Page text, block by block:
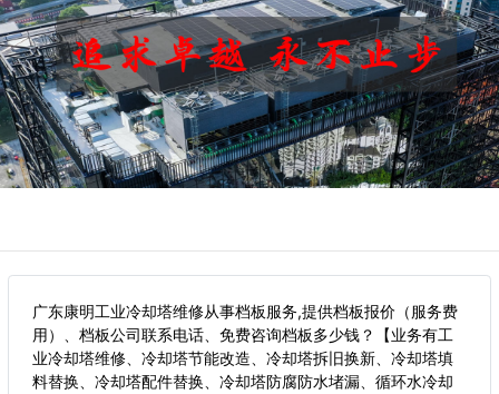
广东康明工业冷却塔维修从事档板服务,提供档板报价（服务费
用）、档板公司联系电话、免费咨询档板多少钱？【业务有工
业冷却塔维修、冷却塔节能改造、冷却塔拆旧换新、冷却塔填
料替换、冷却塔配件替换、冷却塔防腐防水堵漏、循环水冷却